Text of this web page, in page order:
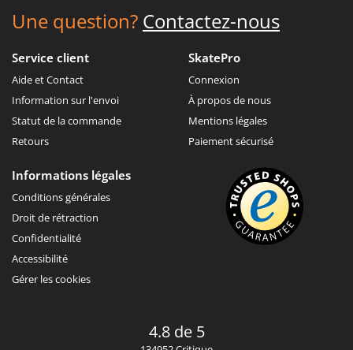
Une question? Contactez-nous
Service client
Aide et Contact
Information sur l'envoi
Statut de la commande
Retours
SkatePro
Connexion
À propos de nous
Mentions légales
Paiement sécurisé
Informations légales
Conditions générales
Droit de rétraction
Confidentialité
Accessibilité
Gérer les cookies
4.8 de 5